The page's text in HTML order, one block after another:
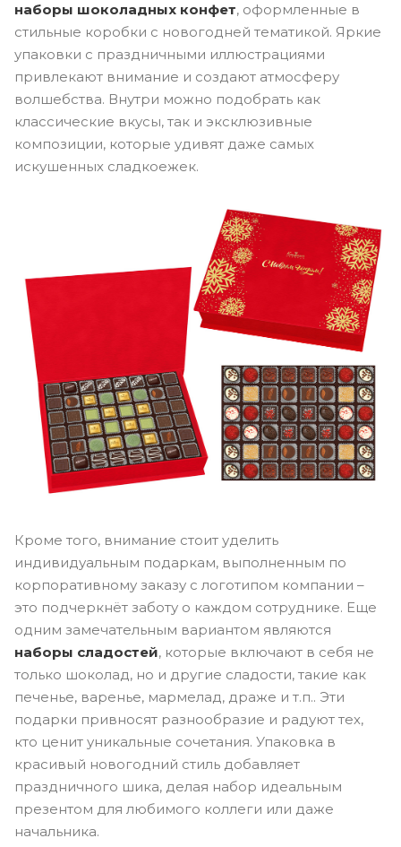
наборы шоколадных конфет, оформленные в
стильные коробки с новогодней тематикой. Яркие
упаковки с праздничными иллюстрациями
привлекают внимание и создают атмосферу
волшебства. Внутри можно подобрать как
классические вкусы, так и эксклюзивные
композиции, которые удивят даже самых
искушенных сладкоежек.
Кроме того, внимание стоит уделить
индивидуальным подаркам, выполненным по
корпоративному заказу с логотипом компании –
это подчеркнёт заботу о каждом сотруднике. Еще
одним замечательным вариантом являются
наборы сладостей, которые включают в себя не
только шоколад, но и другие сладости, такие как
печенье, варенье, мармелад, драже и т.п.. Эти
подарки привносят разнообразие и радуют тех,
кто ценит уникальные сочетания. Упаковка в
красивый новогодний стиль добавляет
праздничного шика, делая набор идеальным
презентом для любимого коллеги или даже
начальника.